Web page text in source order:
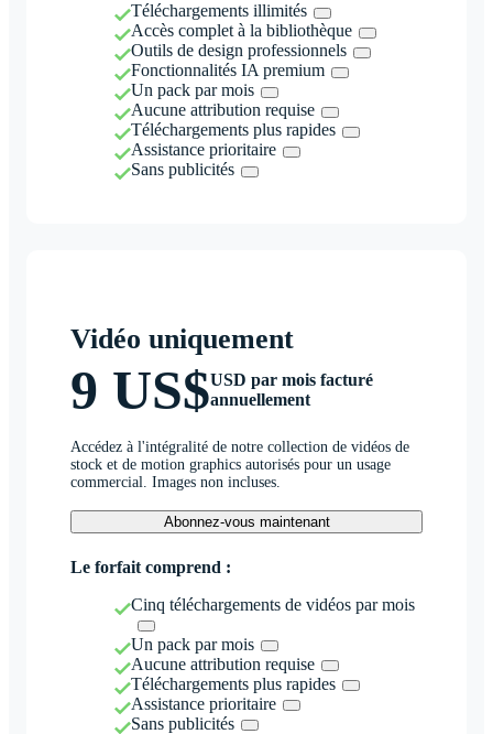
Téléchargements illimités
Accès complet à la bibliothèque
Outils de design professionnels
Fonctionnalités IA premium
Un pack par mois
Aucune attribution requise
Téléchargements plus rapides
Assistance prioritaire
Sans publicités
Vidéo uniquement
9 US$USD par mois facturé
annuellement
Accédez à l'intégralité de notre collection de vidéos de
stock et de motion graphics autorisés pour un usage
commercial. Images non incluses.
Abonnez-vous maintenant
Le forfait comprend :
Cinq téléchargements de vidéos par mois
Un pack par mois
Aucune attribution requise
Téléchargements plus rapides
Assistance prioritaire
Sans publicités